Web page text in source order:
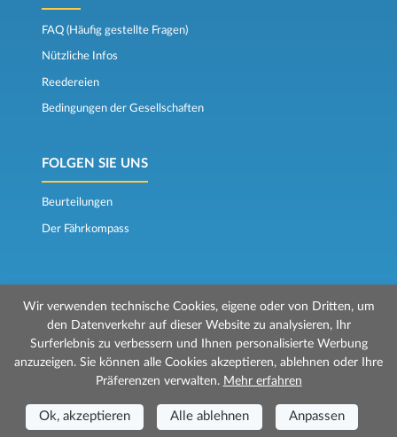
FAQ (Häufig gestellte Fragen)
Nützliche Infos
Reedereien
Bedingungen der Gesellschaften
FOLGEN SIE UNS
Beurteilungen
Der Fährkompass
© 2026 Mr Ferry wird von Prenotazioni24 s.r.l. verwaltet
Betriebsstätte: Via Casa del Duca, 1 - 57037 Portoferraio (LI)
Aut.Amm.Prov. LI n 1819 del 16/01/06 - Fondo Garanzia Viaggi ASSIMUTUA
Fideiussione N° 026004
Wir verwenden technische Cookies, eigene oder von Dritten, um
den Datenverkehr auf dieser Website zu analysieren, Ihr
Surferlebnis zu verbessern und Ihnen personalisierte Werbung
anzuzeigen. Sie können alle Cookies akzeptieren, ablehnen oder Ihre
Präferenzen verwalten. Mehr erfahren
Ok, akzeptieren Alle ablehnen Anpassen